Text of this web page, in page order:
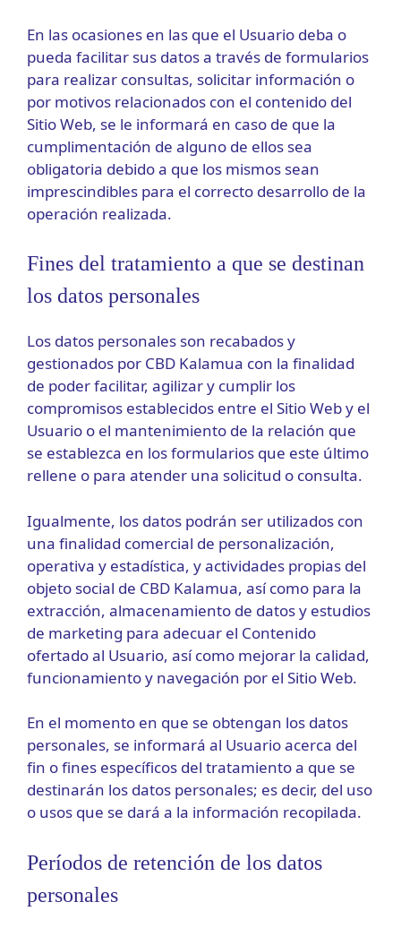
En las ocasiones en las que el Usuario deba o
pueda facilitar sus datos a través de formularios
para realizar consultas, solicitar información o
por motivos relacionados con el contenido del
Sitio Web, se le informará en caso de que la
cumplimentación de alguno de ellos sea
obligatoria debido a que los mismos sean
imprescindibles para el correcto desarrollo de la
operación realizada.
Fines del tratamiento a que se destinan
los datos personales
Los datos personales son recabados y
gestionados por CBD Kalamua con la finalidad
de poder facilitar, agilizar y cumplir los
compromisos establecidos entre el Sitio Web y el
Usuario o el mantenimiento de la relación que
se establezca en los formularios que este último
rellene o para atender una solicitud o consulta.
Igualmente, los datos podrán ser utilizados con
una finalidad comercial de personalización,
operativa y estadística, y actividades propias del
objeto social de CBD Kalamua, así como para la
extracción, almacenamiento de datos y estudios
de marketing para adecuar el Contenido
ofertado al Usuario, así como mejorar la calidad,
funcionamiento y navegación por el Sitio Web.
En el momento en que se obtengan los datos
personales, se informará al Usuario acerca del
fin o fines específicos del tratamiento a que se
destinarán los datos personales; es decir, del uso
o usos que se dará a la información recopilada.
Períodos de retención de los datos
personales